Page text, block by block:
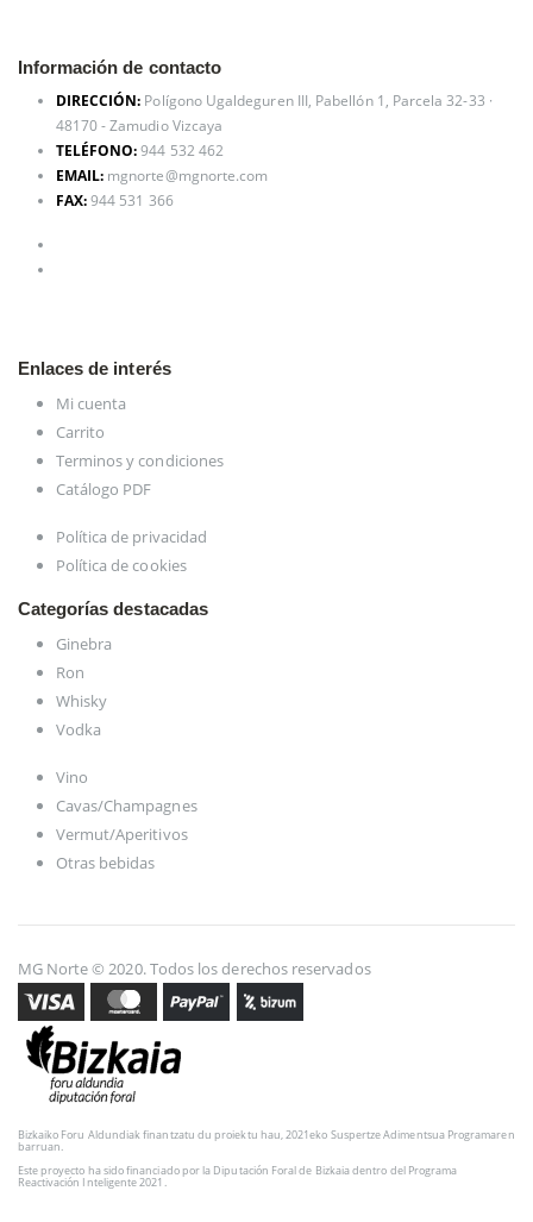
Información de contacto
DIRECCIÓN: Polígono Ugaldeguren III, Pabellón 1, Parcela 32-33 ·
48170 - Zamudio Vizcaya
TELÉFONO:944 532 462
EMAIL: mgnorte@mgnorte.com
FAX:944 531 366
Enlaces de interés
Mi cuenta
Carrito
Terminos y condiciones
Catálogo PDF
Política de privacidad
Política de cookies
Categorías destacadas
Ginebra
Ron
Whisky
Vodka
Vino
Cavas/Champagnes
Vermut/Aperitivos
Otras bebidas
MG Norte © 2020. Todos los derechos reservados
Bizkaiko Foru Aldundiak finantzatu du proiektu hau, 2021eko Suspertze Adimentsua Programaren
barruan.
Este proyecto ha sido financiado por la Diputación Foral de Bizkaia dentro del Programa
Reactivación Inteligente 2021.